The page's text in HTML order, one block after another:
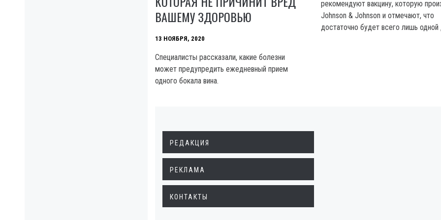
рекомендуют вакцину, которую
Johnson & Johnson и отмечают, что
достаточно будет всего лишь
ВАШЕМУ ЗДОРОВЬЮ
13 НОЯБРЯ, 2020
Специалисты рассказали, какие болезни
может предупредить ежедневный прием
одного бокала вина.
РЕДАКЦИЯ
РЕКЛАМА
КОНТАКТЫ